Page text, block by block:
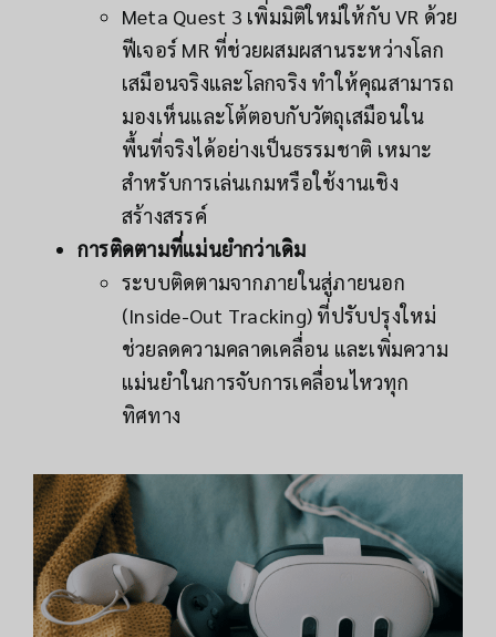
Meta Quest 3 เพิ่มมิติใหม่ให้กับ VR ด้วย
ฟีเจอร์ MR ที่ช่วยผสมผสานระหว่างโลก
เสมือนจริงและโลกจริง ทำให้คุณสามารถ
มองเห็นและโต้ตอบกับวัตถุเสมือนใน
พื้นที่จริงได้อย่างเป็นธรรมชาติ เหมาะ
สำหรับการเล่นเกมหรือใช้งานเชิง
สร้างสรรค์
การติดตามที่แม่นยำกว่าเดิม
ระบบติดตามจากภายในสู่ภายนอก
(Inside-Out Tracking) ที่ปรับปรุงใหม่
ช่วยลดความคลาดเคลื่อน และเพิ่มความ
แม่นยำในการจับการเคลื่อนไหวทุก
ทิศทาง